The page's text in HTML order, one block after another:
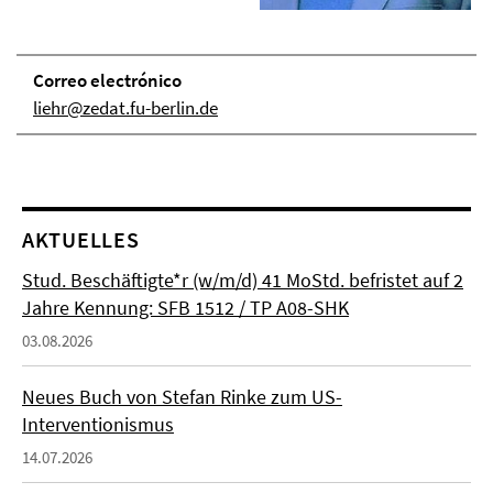
Correo electrónico
liehr@zedat.fu-berlin.de
AKTUELLES
Stud. Beschäftigte*r (w/m/d) 41 MoStd. befristet auf 2
Jahre Kennung: SFB 1512 / TP A08-SHK
03.08.2026
Neues Buch von Stefan Rinke zum US-
Interventionismus
14.07.2026